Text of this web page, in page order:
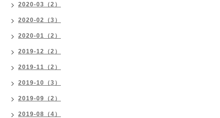
2020-03（2）
2020-02（3）
2020-01（2）
2019-12（2）
2019-11（2）
2019-10（3）
2019-09（2）
2019-08（4）